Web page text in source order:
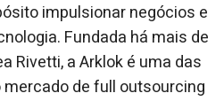
impulsionar negócios e
Fundada há mais de
Rivetti, a Arklok é uma das
de full outsourcing